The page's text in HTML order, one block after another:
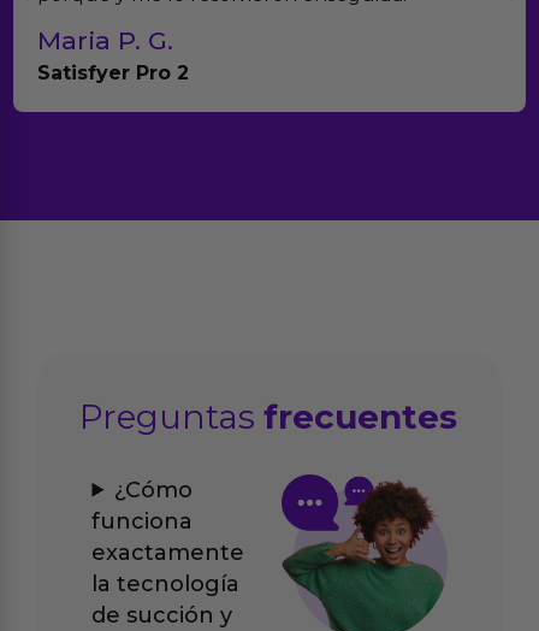
P. G.
Pro 2
Preguntasfrecuentes
¿Cómo
funciona
exactamente
la tecnología
de succión y